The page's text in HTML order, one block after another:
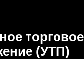
торговое
(УТП)